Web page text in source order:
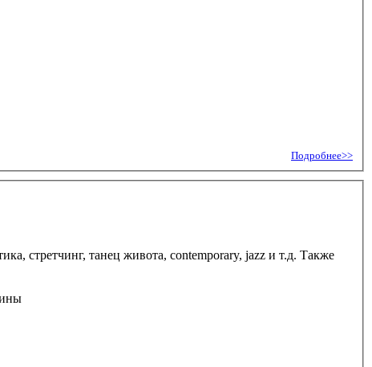
Подробнее>>
стретчинг, танец живота, contemporary, jazz и т.д. Также